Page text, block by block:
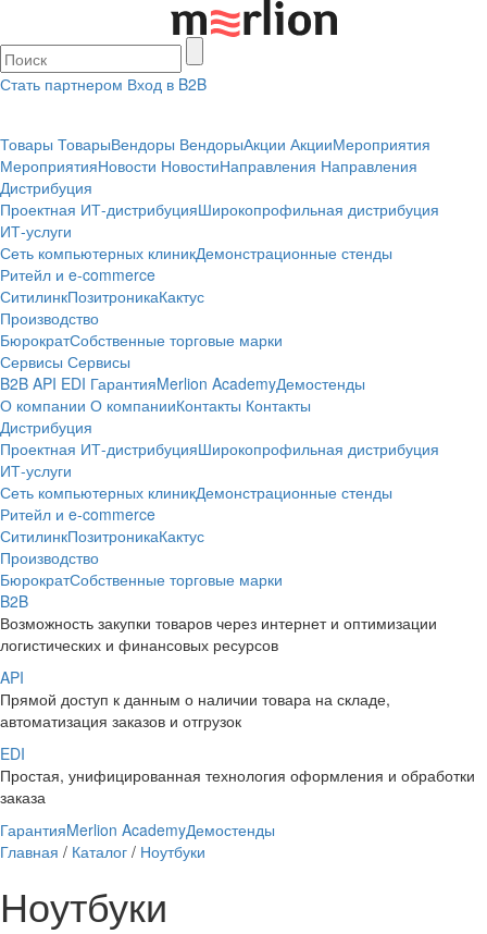
Стать партнером Вход в B2B
Товары ТоварыВендоры ВендорыАкции АкцииМероприятия
МероприятияНовости НовостиНаправления Направления
Дистрибуция
Проектная ИТ-дистрибуцияШирокопрофильная дистрибуция
ИТ-услуги
Сеть компьютерных клиникДемонстрационные стенды
Ритейл и e-commerce
СитилинкПозитроникаКактус
Производство
БюрократСобственные торговые марки
Сервисы Сервисы
B2B API EDI ГарантияMerlion AcademyДемостенды
О компании О компанииКонтакты Контакты
Дистрибуция
Проектная ИТ-дистрибуцияШирокопрофильная дистрибуция
ИТ-услуги
Сеть компьютерных клиникДемонстрационные стенды
Ритейл и e-commerce
СитилинкПозитроникаКактус
Производство
БюрократСобственные торговые марки
B2B
Возможность закупки товаров через интернет и оптимизации
логистических и финансовых ресурсов
API
Прямой доступ к данным о наличии товара на складе,
автоматизация заказов и отгрузок
EDI
Простая, унифицированная технология оформления и обработки
заказа
ГарантияMerlion AcademyДемостенды
Главная / Каталог / Ноутбуки
Ноутбуки